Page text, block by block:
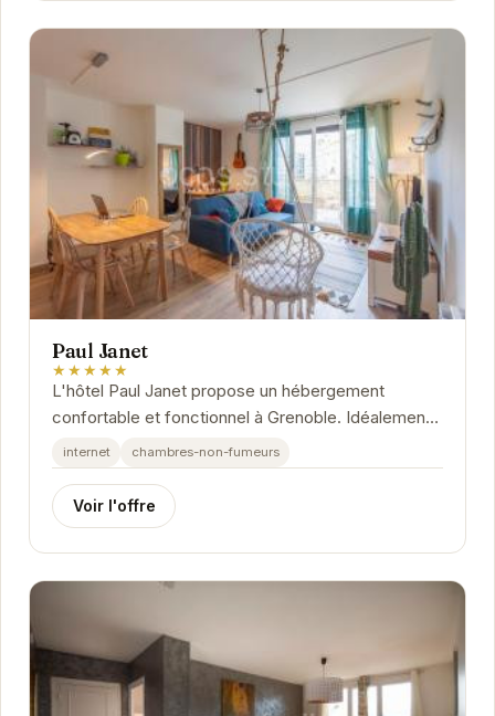
Paul Janet
★★★★★
L'hôtel Paul Janet propose un hébergement
confortable et fonctionnel à Grenoble. Idéalement
situé, il offre un accès facile aux principaux...
internet chambres-non-fumeurs
Voir l'offre